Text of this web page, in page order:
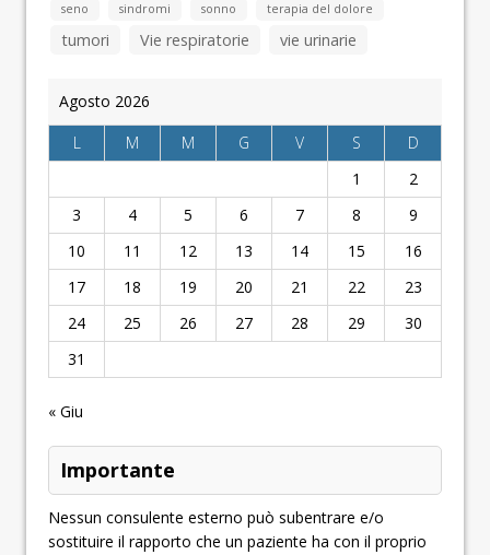
seno
sindromi sonno terapia del dolore
tumori Vie respiratorie vie urinarie
Agosto 2026
L
M M G V S
D
1
2
3
4 5 6 7 8
9
10
11 12 13 14 15
16
17
18 19 20 21 22
23
24
25 26 27 28 29
30
31
« Giu
Importante
Nessun consulente esterno può subentrare e/o
sostituire il rapporto che un paziente ha con il proprio